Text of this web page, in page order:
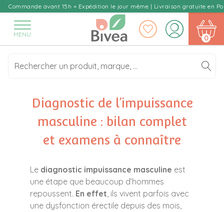
Skip
content
Commande avant 15h = Expédition le jour même | Livraison gratuite en
MENU 0
Diagnostic de l’impuissance
masculine : bilan complet
et examens à connaître
Le diagnostic impuissance masculine est
une étape que beaucoup d’hommes
repoussent. En effet, ils vivent parfois avec
une dysfonction érectile depuis des mois,